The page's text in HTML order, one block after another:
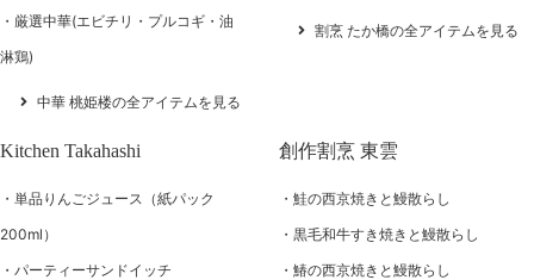
厳選中華(エビチリ・プルコギ・油
淋鶏)
中華 桃姫楼の全アイテムを見る
割烹 たか橋の全アイテムを見る
Kitchen Takahashi
単品りんごジュース（紙パック
200ml）
パーティーサンドイッチ
創作割烹 東雲
鮭の西京焼きと鰻散らし
黒毛和牛すき焼きと鰻散らし
鰆の西京焼きと鰻散らし